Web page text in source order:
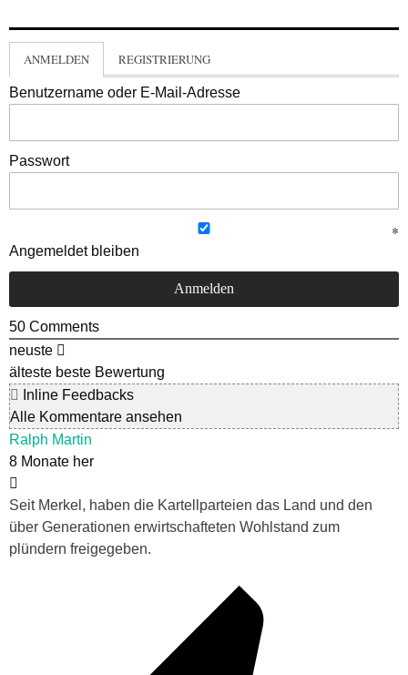
ANMELDEN REGISTRIERUNG
Benutzername oder E-Mail-Adresse
Passwort
Angemeldet bleiben
50 Comments
neuste
älteste beste Bewertung
Inline Feedbacks
Alle Kommentare ansehen
Ralph Martin
8 Monate her
Seit Merkel, haben die Kartellparteien das Land und den
über Generationen erwirtschafteten Wohlstand zum
plündern freigegeben.